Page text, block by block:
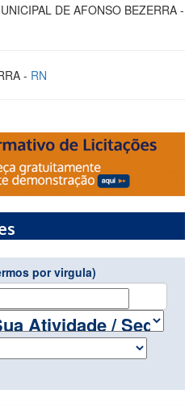
DE AFONSO BEZERRA -
- RN
por virgula)